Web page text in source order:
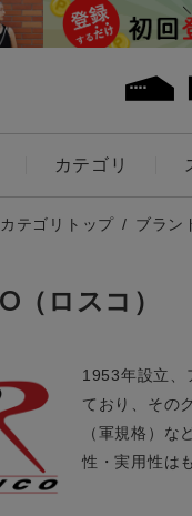
カテゴリ
KIDS
カテゴリトップ ブラン
（ロスコ）
1953年設立、
ており、その
（軍規格）
性・実用性は